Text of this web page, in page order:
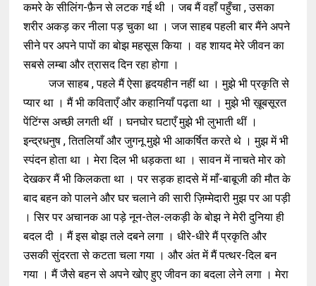
कमरे के सीलिंग-फ़ैन से लटक गई थी । जब मैं वहाँ पहुँचा , उसका
शरीर अकड़ कर नीला पड़ चुका था । जज साहब पहली बार मैंने अपने
सीने पर अपने पापों का बोझ महसूस किया । वह शायद मेरे जीवन का
सबसे लम्बा और त्रासद दिन रहा होगा ।
जज साहब , पहले मैं ऐसा हृदयहीन नहीं था । मुझे भी प्रकृति से
प्यार था । मैं भी कविताएँ और कहानियाँ पढ़ता था । मुझे भी ख़ूबसूरत
पेंटिंग्स अच्छी लगती थीं । घनघोर घटाएँ मुझे भी लुभाती थीं ।
इन्द्रधनुष , तितलियाँ और जुगनू मुझे भी आकर्षित करते थे । मुझ में भी
स्पंदन होता था । मेरा दिल भी धड़कता था । सावन में नाचते मोर को
देखकर मैं भी किलकता था । पर सड़क हादसे में माँ-बाबूजी की मौत के
बाद बहन को पालने और घर चलाने की सारी ज़िम्मेदारी मुझ पर आ पड़ी
। सिर पर अचानक आ पड़े नून-तेल-लकड़ी के बोझ ने मेरी दुनिया ही
बदल दी । मैं इस बोझ तले दबने लगा । धीरे-धीरे मैं प्रकृति और
उसकी सुंदरता से कटता चला गया । और अंत में मैं पत्थर-दिल बन
गया । मैं जैसे बहन से अपने खोए हुए जीवन का बदला लेने लगा । मेरा